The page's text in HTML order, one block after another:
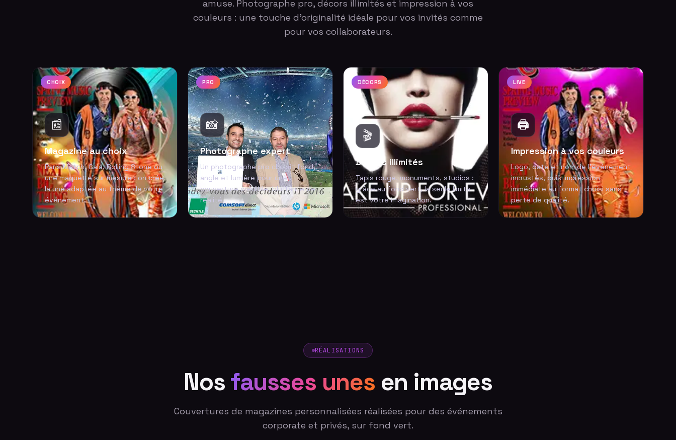
amuse. Photographe pro, décors illimités et impression à vos
couleurs : une touche d'originalité idéale pour vos invités comme
pour vos collaborateurs.
CHOIX
📰
Magazine au choix
Paris Match, Gala, Rolling Stone ou
une maquette sur mesure : on crée
la une adaptée au thème de votre
événement.
PRO
📸
Photographe expert
Un photographe pro choisit fond,
angle et lumière pour une
couverture crédible, bluffante de
réalité.
DÉCORS
🎬
Décors illimités
Tapis rouge, monuments, studios :
grâce au fond vert, la seule limite
est votre imagination.
LIVE
🖨️
Impression à vos couleurs
Logo, date et nom de l'événement
incrustés, puis impression
immédiate au format choisi sans
perte de qualité.
RÉALISATIONS
Nosfausses unes en images
Couvertures de magazines personnalisées réalisées pour des événements
corporate et privés, sur fond vert.